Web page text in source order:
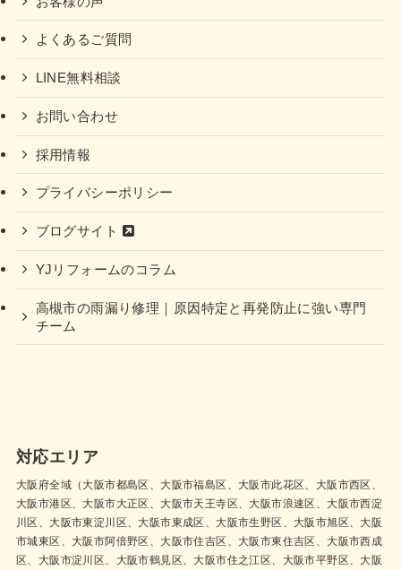
よくあるご質問
LINE無料相談
お問い合わせ
採用情報
プライバシーポリシー
ブログサイト
YJリフォームのコラム
高槻市の雨漏り修理｜原因特定と再発防止に強い専門
チーム
対応エリア
大阪府全域（大阪市都島区、大阪市福島区、大阪市此花区、大阪市西区、
大阪市港区、大阪市大正区、大阪市天王寺区、大阪市浪速区、大阪市西淀
川区、大阪市東淀川区、大阪市東成区、大阪市生野区、大阪市旭区、大阪
市城東区、大阪市阿倍野区、大阪市住吉区、大阪市東住吉区、大阪市西成
区、大阪市淀川区、大阪市鶴見区、大阪市住之江区、大阪市平野区、大阪